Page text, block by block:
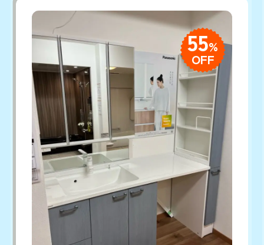
55%
OFF